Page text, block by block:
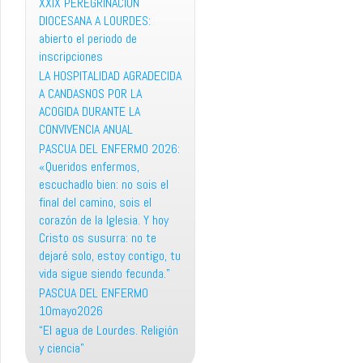
DIOCESANA A LOURDES:
abierto el periodo de
inscripciones
LA HOSPITALIDAD AGRADECIDA
A CANDASNOS POR LA
ACOGIDA DURANTE LA
CONVIVENCIA ANUAL
PASCUA DEL ENFERMO 2026:
«Queridos enfermos,
escuchadlo bien: no sois el
final del camino, sois el
corazón de la Iglesia. Y hoy
Cristo os susurra: no te
dejaré solo, estoy contigo, tu
vida sigue siendo fecunda.”
PASCUA DEL ENFERMO
10mayo2026
“El agua de Lourdes. Religión
y ciencia”